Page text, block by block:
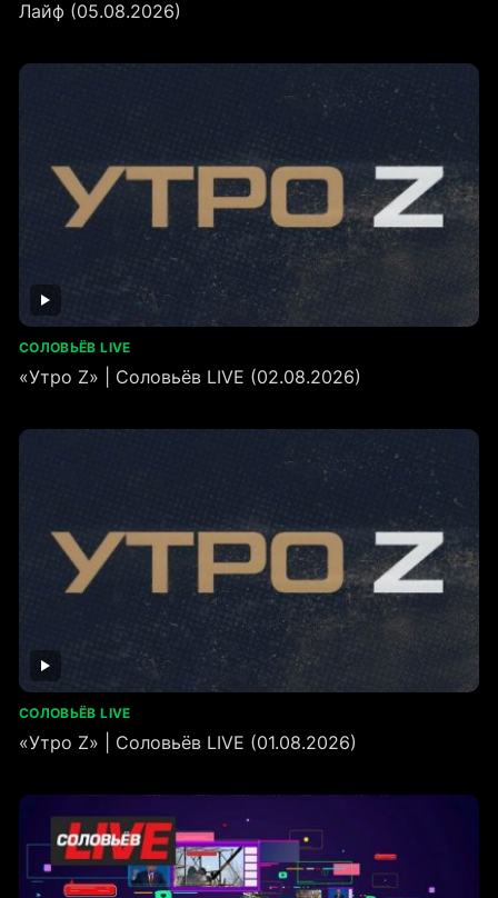
Лайф (05.08.2026)
СОЛОВЬЁВ LIVE
«Утро Z» | Соловьёв LIVE (02.08.2026)
СОЛОВЬЁВ LIVE
«Утро Z» | Соловьёв LIVE (01.08.2026)